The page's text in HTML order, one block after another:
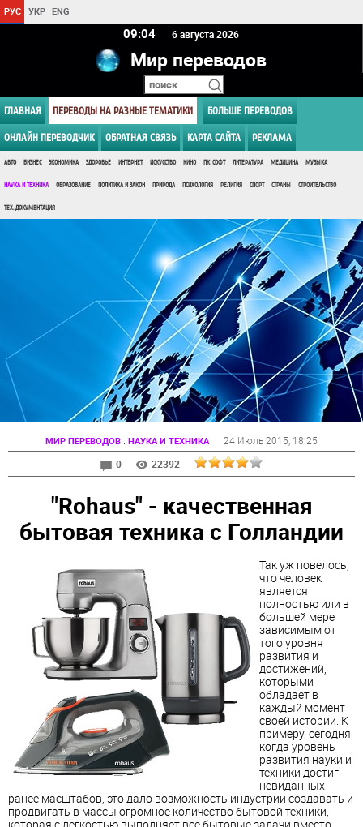
РУС УКР ENG
09 04 6 августа 2026
Мир переводов
ГЛАВНАЯ ПЕРЕВОДЫ НА РАЗНЫЕ ТЕМАТИКИ БОЛЬШЕ ПЕРЕВОДОВ
ОНЛАЙН ПЕРЕВОДЧИК ОБРАТНАЯ СВЯЗЬ КАРТА САЙТА РЕКЛАМА
АВТО БИЗНЕС ЭКОНОМИКА ЗДОРОВЬЕ ИНТЕРНЕТ ИСКУССТВО КИНО ПК, СОФТ ЛИТЕРАТУРА МЕДИЦИНА МУЗЫКА
НАУКА И ТЕХНИКА ОБРАЗОВАНИЕ ПОЛИТИКА И ЗАКОН ПРИРОДА ПСИХОЛОГИЯ РЕЛИГИЯ СПОРТ СТРАНЫ СТРОИТЕЛЬСТВО
ТЕХ. ДОКУМЕНТАЦИЯ
МИР ПЕРЕВОДОВ : НАУКА И ТЕХНИКА 24 Июль 2015 , 18:25
0
22392
"Rohaus" - качественная
бытовая техника с Голландии
Так уж повелось,
что человек
является
полностью или в
большей мере
зависимым от
того уровня
развития и
достижений,
которыми
обладает в
каждый момент
своей истории. К
примеру, сегодня,
когда уровень
развития науки и
техники достиг
невиданных
ранее масштабов, это дало возможность индустрии создавать и
продвигать в массы огромное количество бытовой техники,